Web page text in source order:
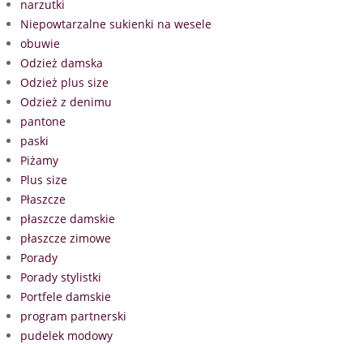
narzutki
Niepowtarzalne sukienki na wesele
obuwie
Odzież damska
Odzież plus size
Odzież z denimu
pantone
paski
Piżamy
Plus size
Płaszcze
płaszcze damskie
płaszcze zimowe
Porady
Porady stylistki
Portfele damskie
program partnerski
pudelek modowy